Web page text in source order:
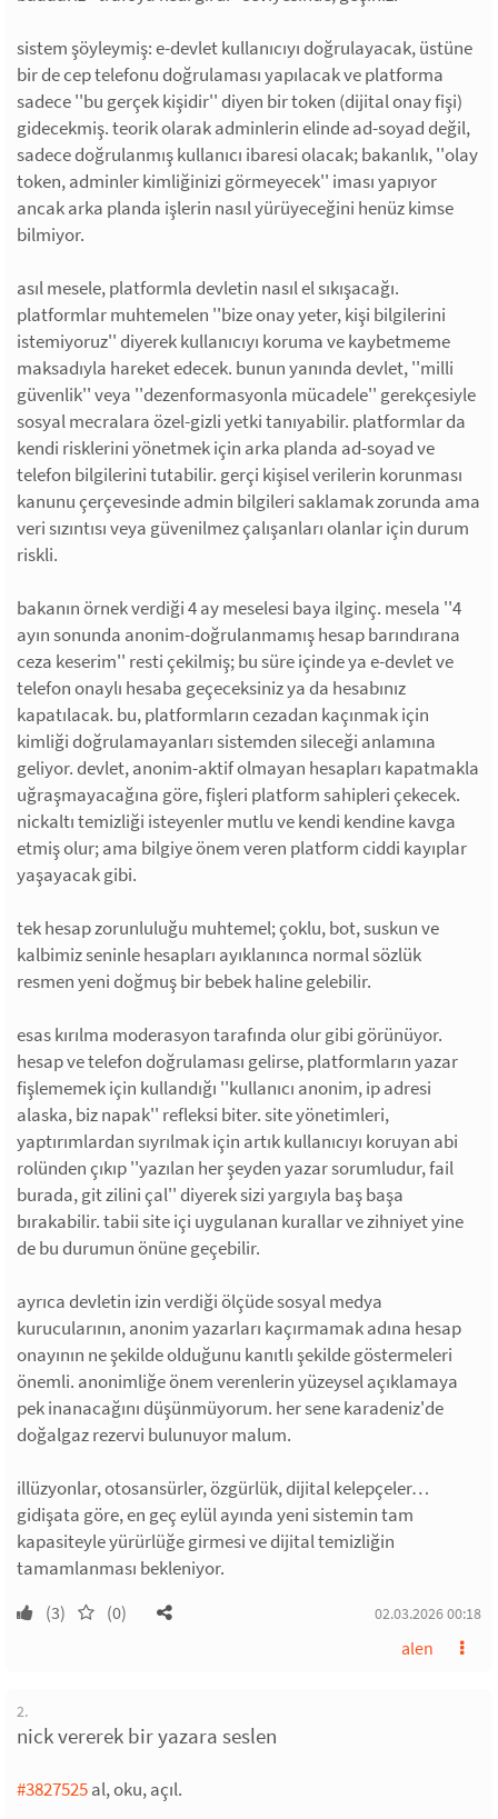
sistem şöyleymiş: e-devlet kullanıcıyı doğrulayacak, üstüne
bir de cep telefonu doğrulaması yapılacak ve platforma
sadece ''bu gerçek kişidir'' diyen bir token (dijital onay fişi)
gidecekmiş. teorik olarak adminlerin elinde ad-soyad değil,
sadece doğrulanmış kullanıcı ibaresi olacak; bakanlık, ''olay
token, adminler kimliğinizi görmeyecek'' iması yapıyor
ancak arka planda işlerin nasıl yürüyeceğini henüz kimse
bilmiyor.
asıl mesele, platformla devletin nasıl el sıkışacağı.
platformlar muhtemelen ''bize onay yeter, kişi bilgilerini
istemiyoruz'' diyerek kullanıcıyı koruma ve kaybetmeme
maksadıyla hareket edecek. bunun yanında devlet, ''milli
güvenlik'' veya ''dezenformasyonla mücadele'' gerekçesiyle
sosyal mecralara özel-gizli yetki tanıyabilir. platformlar da
kendi risklerini yönetmek için arka planda ad-soyad ve
telefon bilgilerini tutabilir. gerçi kişisel verilerin korunması
kanunu çerçevesinde admin bilgileri saklamak zorunda ama
veri sızıntısı veya güvenilmez çalışanları olanlar için durum
riskli.
bakanın örnek verdiği 4 ay meselesi baya ilginç. mesela ''4
ayın sonunda anonim-doğrulanmamış hesap barındırana
ceza keserim'' resti çekilmiş; bu süre içinde ya e-devlet ve
telefon onaylı hesaba geçeceksiniz ya da hesabınız
kapatılacak. bu, platformların cezadan kaçınmak için
kimliği doğrulamayanları sistemden sileceği anlamına
geliyor. devlet, anonim-aktif olmayan hesapları kapatmakla
uğraşmayacağına göre, fişleri platform sahipleri çekecek.
nickaltı temizliği isteyenler mutlu ve kendi kendine kavga
etmiş olur; ama bilgiye önem veren platform ciddi kayıplar
yaşayacak gibi.
tek hesap zorunluluğu muhtemel; çoklu, bot, suskun ve
kalbimiz seninle hesapları ayıklanınca normal sözlük
resmen yeni doğmuş bir bebek haline gelebilir.
esas kırılma moderasyon tarafında olur gibi görünüyor.
hesap ve telefon doğrulaması gelirse, platformların yazar
fişlememek için kullandığı ''kullanıcı anonim, ip adresi
alaska, biz napak'' refleksi biter. site yönetimleri,
yaptırımlardan sıyrılmak için artık kullanıcıyı koruyan abi
rolünden çıkıp ''yazılan her şeyden yazar sorumludur, fail
burada, git zilini çal'' diyerek sizi yargıyla baş başa
bırakabilir. tabii site içi uygulanan kurallar ve zihniyet yine
de bu durumun önüne geçebilir.
ayrıca devletin izin verdiği ölçüde sosyal medya
kurucularının, anonim yazarları kaçırmamak adına hesap
onayının ne şekilde olduğunu kanıtlı şekilde göstermeleri
önemli. anonimliğe önem verenlerin yüzeysel açıklamaya
pek inanacağını düşünmüyorum. her sene karadeniz'de
doğalgaz rezervi bulunuyor malum.
illüzyonlar, otosansürler, özgürlük, dijital kelepçeler…
gidişata göre, en geç eylül ayında yeni sistemin tam
kapasiteyle yürürlüğe girmesi ve dijital temizliğin
tamamlanması bekleniyor.
(3) (0) 02.03.2026 00:18
alen
2.
nick vererek bir yazara seslen
#3827525al, oku, açıl.